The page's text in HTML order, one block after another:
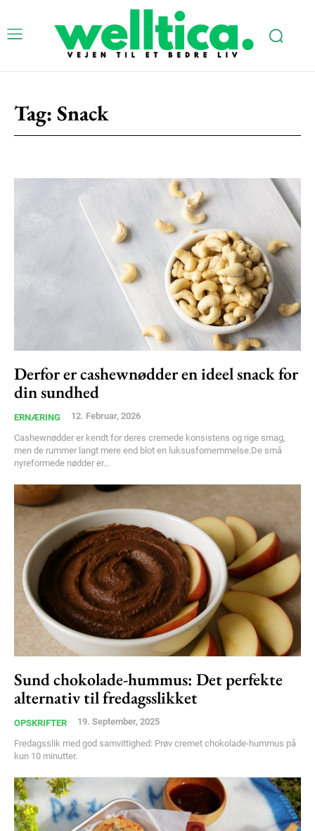
Tag: Snack
Derfor er cashewnødder en ideel snack for
din sundhed
ERNÆRING 12. Februar, 2026
Cashewnødder er kendt for deres cremede konsistens og rige smag,
men de rummer langt mere end blot en luksusfornemmelse.De små
nyreformede nødder er...
Sund chokolade-hummus: Det perfekte
alternativ til fredagsslikket
OPSKRIFTER 19. September, 2025
Fredagsslik med god samvittighed: Prøv cremet chokolade-hummus på
kun 10 minutter.